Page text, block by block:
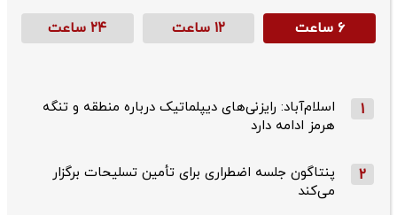
۶ ساعت ۱۲ ساعت ۲۴ ساعت
1
اسلام‌آباد: رایزنی‌های دیپلماتیک درباره منطقه و تنگه
هرمز ادامه دارد
2
پنتاگون جلسه اضطراری برای تأمین تسلیحات برگزار
می‌کند